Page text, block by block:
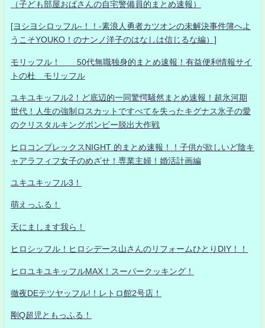
（子ども部屋おばさんの自宅警備員的まとめ速報）
[ヨシヨシロッフル-！！-素浪人勇者カツオンの未解決事件簿へよ
うこそYOUKO！のナンノ洋子のはなしは信じるな編）]
モリッフル！ 50代無職独身的まとめ速報！有益便利情報サイ
トの杜 モリッフル
ユキユキッフル2！ど底辺的一同驚愕騒然まとめ速報！超氷河期
世代！人生の強制ロスカットですべてを失ったキグナス氷子の愛
のクリスタルキングボンビー脱出大作戦
ヒロコンプレックスNIGHT 的まとめ速報！！子供が欲しいど陰キ
ャアラフィフ女子のめざせ！専業主婦！婚活計画編
ユキユキッフル3！
萌えっふる！
天にまします我ら！
ヒロシッフル！ヒロシデース山さんのリフォームひとりDIY！！
ヒロユキユキッフルMAX！スーパークッキング！
徹夜DEテツヤッフル!！レトロ館2号店！
剛Q超児ともっふる！